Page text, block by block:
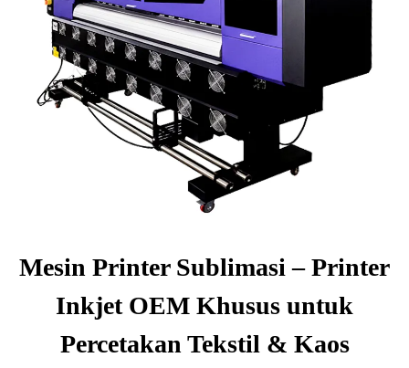
Mesin Printer Sublimasi – Printer
Inkjet OEM Khusus untuk
Percetakan Tekstil & Kaos